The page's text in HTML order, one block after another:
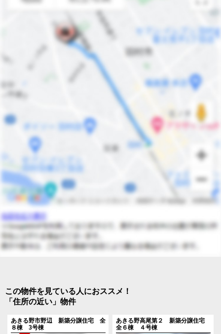
この物件を見ている人におススメ！
「住所の近い」物件
あきる野市野辺 新築分譲住宅 全
８棟 3号棟
あきる野高尾第２ 新築分譲住宅
全６棟 ４号棟